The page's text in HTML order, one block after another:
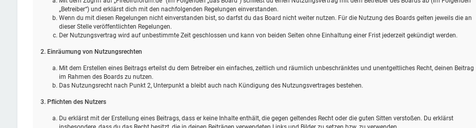
„Betreiber“) und erklärst dich mit den nachfolgenden Regelungen einverstanden.
Wenn du mit diesen Regelungen nicht einverstanden bist, so darfst du das Board nicht weiter nutzen. Für die Nutzung des Boards gelten jeweils die an
dieser Stelle veröffentlichten Regelungen.
Der Nutzungsvertrag wird auf unbestimmte Zeit geschlossen und kann von beiden Seiten ohne Einhaltung einer Frist jederzeit gekündigt werden.
2. Einräumung von Nutzungsrechten
Mit dem Erstellen eines Beitrags erteilst du dem Betreiber ein einfaches, zeitlich und räumlich unbeschränktes und unentgeltliches Recht, deinen Beitrag
im Rahmen des Boards zu nutzen.
Das Nutzungsrecht nach Punkt 2, Unterpunkt a bleibt auch nach Kündigung des Nutzungsvertrages bestehen.
3. Pflichten des Nutzers
Du erklärst mit der Erstellung eines Beitrags, dass er keine Inhalte enthält, die gegen geltendes Recht oder die guten Sitten verstoßen. Du erklärst